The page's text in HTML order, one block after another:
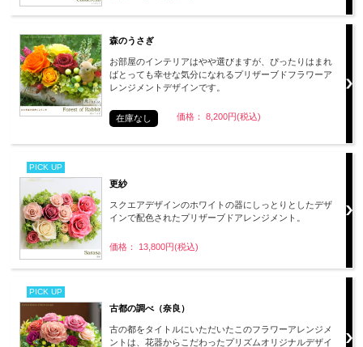
森のうさぎ
お部屋のインテリアはやや選びますが、ぴったりはまれ
ばとっても幸せな気分になれるプリザーブドフラワーア
レンジメントデザインです。
価格： 8,200円(税込)
在庫なし
PICK UP
更紗
スクエアデザインのホワイトの器にしっとりとしたデザ
インで配色されたプリザーブドアレンジメント。
価格： 13,800円(税込)
PICK UP
古都の調べ（奈良）
古の都をタイトルにいただいたこのフラワーアレンジメ
ントは、花器からこだわったプリズムオリジナルデザイ